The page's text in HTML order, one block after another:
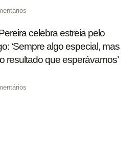
celebra estreia pelo
‘Sempre algo especial, mas
resultado que esperávamos’